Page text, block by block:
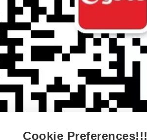
Cookie Preferences!!!